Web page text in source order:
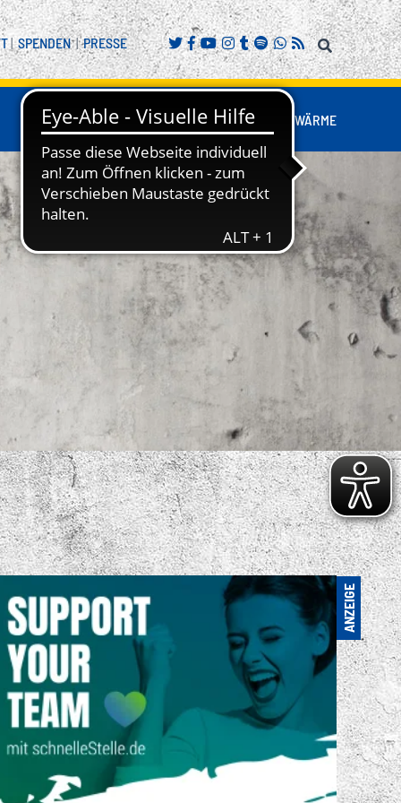
|SPENDEN|PRESSE
VIELFÄLTIGE
FC LOK LEIPZIG
FANS BUSINESS NESTWÄRME